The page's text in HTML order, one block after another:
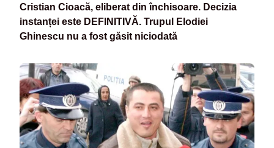
Cristian Cioacă, eliberat din închisoare. Decizia
instanței este DEFINITIVĂ. Trupul Elodiei
Ghinescu nu a fost găsit niciodată